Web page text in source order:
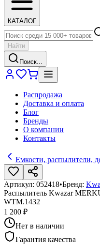
КАТАЛОГ
Найти
Поиск...
Распродажа
Доставка и оплата
Блог
Бренды
О компании
Контакты
Емкости, распылители,
Артикул: 052418•Бренд:
Распылитель Kwazar
WTM.1432
1 200 ₽
Нет в наличии
Гарантия качества